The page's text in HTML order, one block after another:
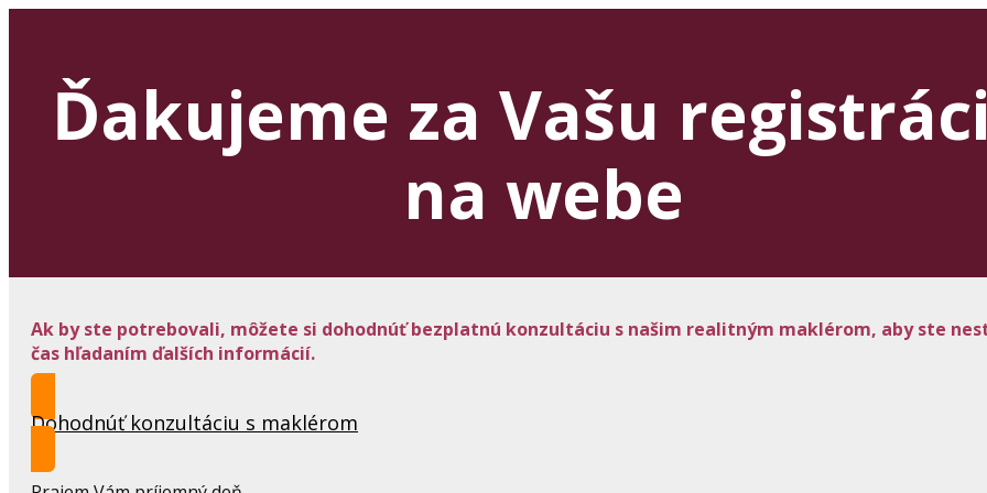
Ďakujeme za Vašu
na webe
Ak by ste potrebovali, môžete si dohodnúť bezplatnú konzultáciu s našim realitným maklérom, aby ste
čas hľadaním ďalších informácií.
Dohodnúť konzultáciu s maklérom